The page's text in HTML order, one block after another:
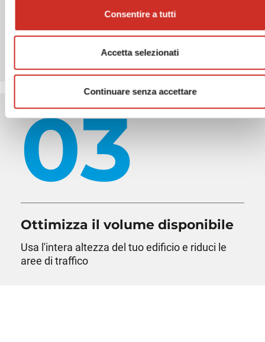
Consentire a tutti
Accetta selezionati
Continuare senza accettare
Aumenta la tua efficienza
conservati in un batter d'occhio
03
Ottimizza il volume disponibile
Usa l'intera altezza del tuo edificio e riduci le
aree di traffico